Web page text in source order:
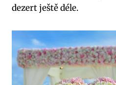
dezert ještě déle.